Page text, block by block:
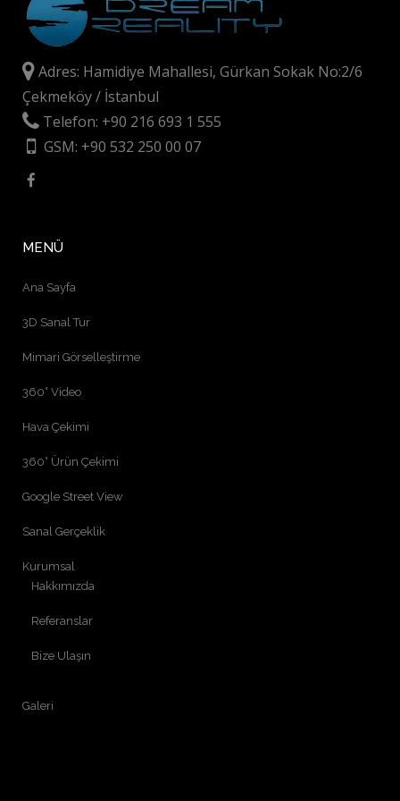
Adres: Hamidiye Mahallesi, Gürkan Sokak No:2/6
Çekmeköy / İstanbul
Telefon: +90 216 693 1 555
GSM: +90 532 250 00 07
MENÜ
Ana Sayfa
3D Sanal Tur
Mimari Görselleştirme
360° Video
Hava Çekimi
360° Ürün Çekimi
Google Street View
Sanal Gerçeklik
Kurumsal
Hakkımızda
Referanslar
Bize Ulaşın
Galeri